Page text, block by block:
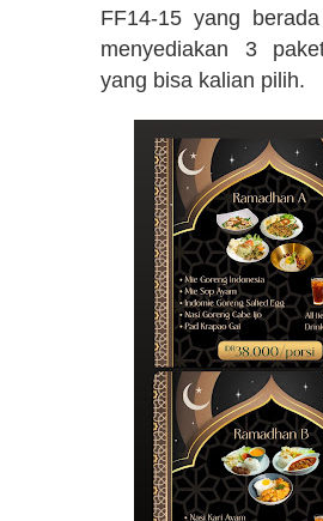
FF14-15 yang
menyediakan 3
yang bisa kalian pilih.